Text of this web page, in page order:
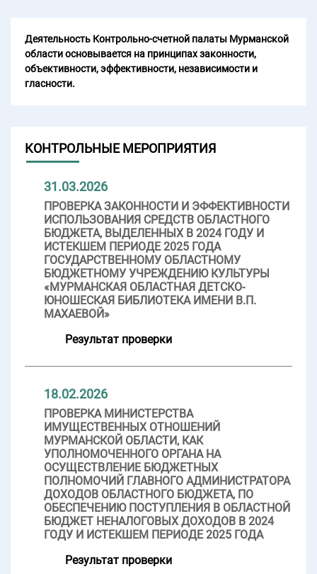
Деятельность Контрольно-счетной палаты Мурманской
области основывается на принципах законности,
объективности, эффективности, независимости и
гласности.
КОНТРОЛЬНЫЕ МЕРОПРИЯТИЯ
31.03.2026
ПРОВЕРКА ЗАКОННОСТИ И ЭФФЕКТИВНОСТИ
ИСПОЛЬЗОВАНИЯ СРЕДСТВ ОБЛАСТНОГО
БЮДЖЕТА, ВЫДЕЛЕННЫХ В 2024 ГОДУ И
ИСТЕКШЕМ ПЕРИОДЕ 2025 ГОДА
ГОСУДАРСТВЕННОМУ ОБЛАСТНОМУ
БЮДЖЕТНОМУ УЧРЕЖДЕНИЮ КУЛЬТУРЫ
«МУРМАНСКАЯ ОБЛАСТНАЯ ДЕТСКО-
ЮНОШЕСКАЯ БИБЛИОТЕКА ИМЕНИ В.П.
МАХАЕВОЙ»
Результат проверки
18.02.2026
ПРОВЕРКА МИНИСТЕРСТВА
ИМУЩЕСТВЕННЫХ ОТНОШЕНИЙ
МУРМАНСКОЙ ОБЛАСТИ, КАК
УПОЛНОМОЧЕННОГО ОРГАНА НА
ОСУЩЕСТВЛЕНИЕ БЮДЖЕТНЫХ
ПОЛНОМОЧИЙ ГЛАВНОГО АДМИНИСТРАТОРА
ДОХОДОВ ОБЛАСТНОГО БЮДЖЕТА, ПО
ОБЕСПЕЧЕНИЮ ПОСТУПЛЕНИЯ В ОБЛАСТНОЙ
БЮДЖЕТ НЕНАЛОГОВЫХ ДОХОДОВ В 2024
ГОДУ И ИСТЕКШЕМ ПЕРИОДЕ 2025 ГОДА
Результат проверки